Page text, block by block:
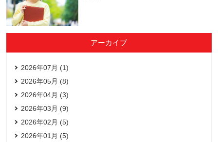
アーカイブ
2026年07月 (1)
2026年05月 (8)
2026年04月 (3)
2026年03月 (9)
2026年02月 (5)
2026年01月 (5)